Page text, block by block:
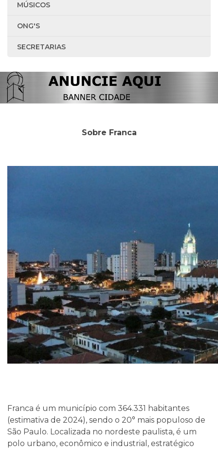
MÚSICOS
ONG'S
SECRETARIAS
Sobre Franca
Franca é um município com 364.331 habitantes
(estimativa de 2024), sendo o 20° mais populoso de
São Paulo. Localizada no nordeste paulista, é um
polo urbano, econômico e industrial, estratégico